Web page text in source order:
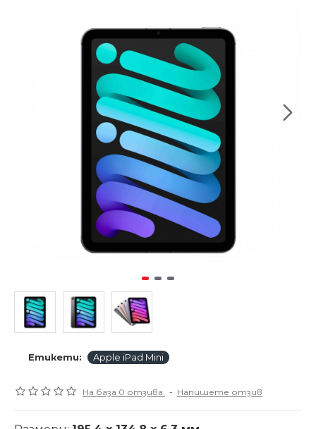
Етикети: Apple iPad Mini
На база 0 отзива. - Напишете отзив